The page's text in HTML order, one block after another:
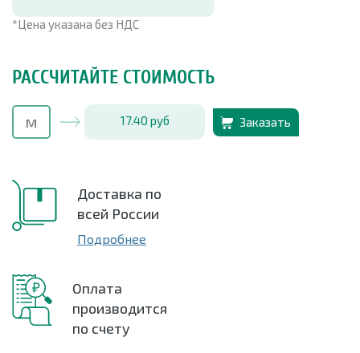
*Цена указана без НДС
РАССЧИТАЙТЕ СТОИМОСТЬ
17.40 руб Заказать
Доставка по
всей России
Подробнее
Оплата
производится
по счету